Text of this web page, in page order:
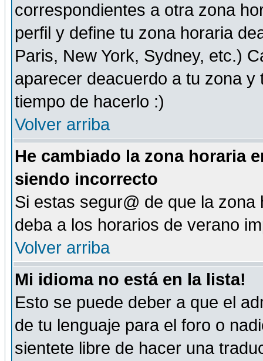
correspondientes a otra zona
perfil y define tu zona horaria
Paris, New York, Sydney, etc.)
aparecer deacuerdo a tu zona
tiempo de hacerlo :)
Volver arriba
He cambiado la zona horaria
siendo incorrecto
Si estas segur@ de que la
deba a los horarios de verano
Volver arriba
Mi idioma no está en la lista!
Esto se puede deber a que el
de tu lenguaje para el foro o
sientete libre de hacer una